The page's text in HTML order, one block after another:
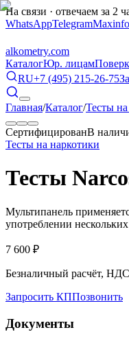
На связи · отвечаем за 2
WhatsAppTelegramMax
alkometry.com
КаталогЮр. лицам
RU+7 (495) 215-26-75
Главная/Каталог/Тесты
СертифицированВ
Тесты на наркотики
Тесты
Мультипанель
употреблении
7 600 ₽
Безналичный расчёт,
Запросить КППозвонить
Документы